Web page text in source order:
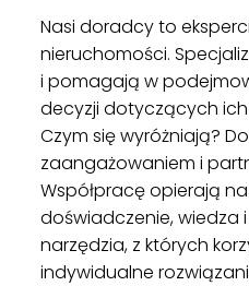
Nasi doradcy to
nieruchomości.
i pomagają w
decyzji dotyczących
Czym się wyróżniają?
zaangażowaniem i
Współpracę opierają
doświadczenie, wiedza
narzędzia, z których
indywidualne